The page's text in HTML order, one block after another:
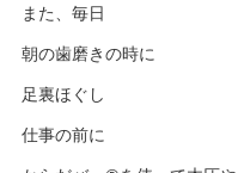
また、毎日
朝の歯磨きの時に
足裏ほぐし
仕事の前に